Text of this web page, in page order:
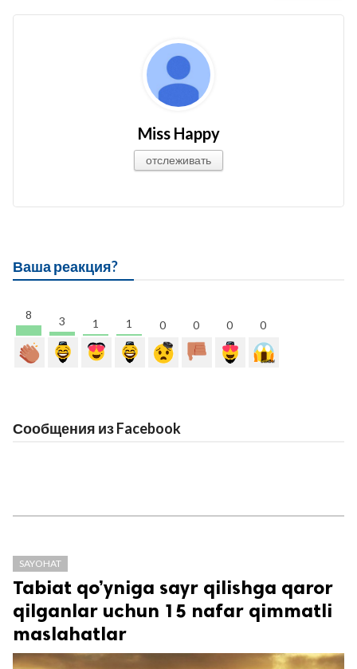
Miss Happy
отслеживать
Ваша реакция?
8 3 1 1 0 0 0 0
Сообщения из Facebook
SAYOHAT
Tabiat qo’yniga sayr qilishga qaror
qilganlar uchun 15 nafar qimmatli
maslahatlar